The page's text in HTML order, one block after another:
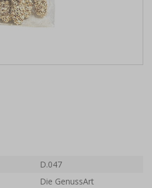
D.047
Die GenussArt